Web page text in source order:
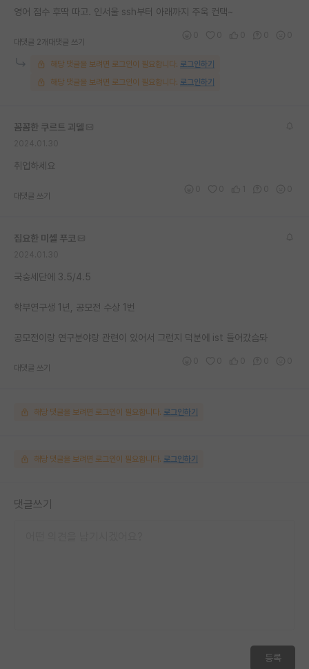
영어 점수 후딱 따고. 인서울 ssh부터 아래까지 주욱 컨택~
대댓글 2개 대댓글 쓰기
해당 댓글을 보려면 로그인이 필요합니다. 로그인하기
해당 댓글을 보려면 로그인이 필요합니다. 로그인하기
꼼꼼한 쿠르트 괴델
취업하세요
대댓글 쓰기
집요한 미셸 푸코
국숭세단에 3.5/4.5
학부연구생 1년, 공모전 수상 1번
공모전이랑 연구분야랑 관련이 있어서 그런지 덕분에 ist 들어갔슴돠
대댓글 쓰기
해당 댓글을 보려면 로그인이 필요합니다. 로그인하기
해당 댓글을 보려면 로그인이 필요합니다. 로그인하기
댓글쓰기
등록